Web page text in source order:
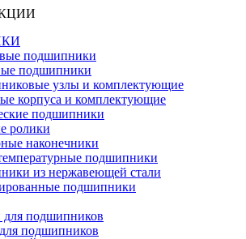
подшипники
подшипники
узлы и комплектующие
корпуса и комплектующие
подшипники
ролики
наконечники
подшипники
из нержавеющей стали
подшипники
подшипников
подшипников